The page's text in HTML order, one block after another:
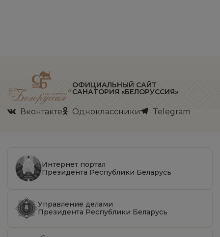
ОФИЦИАЛЬНЫЙ САЙТ
САНАТОРИЯ «БЕЛОРУССИЯ»
Вконтакте Одноклассники Telegram
Интернет портал
Президента Республики Беларусь
Управление делами
Президента Республики Беларусь